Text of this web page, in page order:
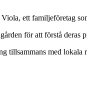
ett familjeföretag
för att förstå
tillsammans med